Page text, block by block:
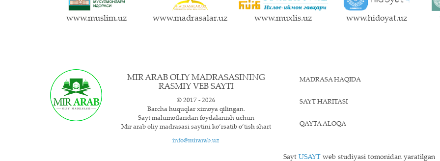
www.muslim.uz www.madrasalar.uz www.muxlis.uz www.hidoyat.uz
MIR ARAB OLIY MADRASASINING
RASMIY VEB SAYTI
© 2017 - 2026
Barcha huquqlar ximoya qilingan.
Sayt ma`lumotlaridan foydalanish uchun
Mir arab oliy madrasasi saytini ko‘rsatib o‘tish shart
info@mirarab.uz
MADRASA HAQIDA
SAYT HARITASI
QAYTA ALOQA
Sayt USAYT web studiyasi tomonidan yaratilgan